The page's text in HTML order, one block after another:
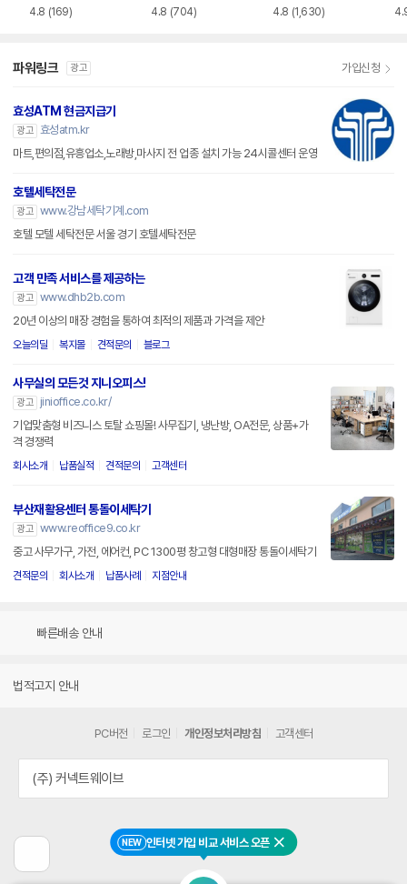
NEW 인터넷 가입 비교 서비스 오픈 닫기
4.8 (169) 4.8 (704) 4.8 (1,630)
파워링크 광고 가입신청
효성ATM 현금지급기
광고 효성atm.kr
마트,편의점,유흥업소,노래방,마사지 전 업종 설치 가능 24시콜센터 운영
호텔세탁전문
광고 www.강남세탁기계.com
호텔 모텔 세탁전문 서울 경기 호텔세탁전문
고객 만족 서비스를 제공하는
광고 www.dhb2b.com
20년 이상의 매장 경험을 통하여 최적의 제품과 가격을 제안
오늘의딜 복지몰 견적문의 블로그
사무실의 모든것 지니오피스!
광고
jinioffice.co.kr/
기업맞춤형 비즈니스 토탈 쇼핑몰! 사무집기, 냉난방, OA전문, 상품+가
격 경쟁력
회사소개 납품실적 견적문의 고객센터
부산재활용센터 통돌이세탁기
광고 www.reoffice9.co.kr
중고 사무가구, 가전, 에어컨, PC 1300평 창고형 대형매장 통돌이세탁기
견적문의 회사소개 납품사례 지점안내
빠른배송 안내
법적고지 안내
전
PC버전 로그인 개인정보처리방침 고객센터
(주) 커넥트웨이브